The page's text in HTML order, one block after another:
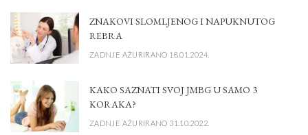
ZNAKOVI SLOMLJENOG I NAPUKNUTOG
REBRA
ZADNJE AŽURIRANO 18.01.2024.
KAKO SAZNATI SVOJ JMBG U SAMO 3
KORAKA?
ZADNJE AŽURIRANO 31.10.2022.